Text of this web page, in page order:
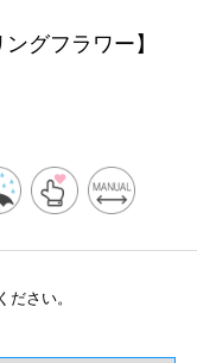
グフラワー】
さい。